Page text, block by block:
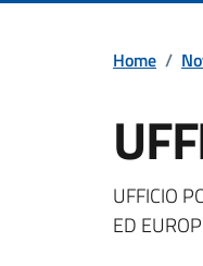
Home /
UFFICIO
ED